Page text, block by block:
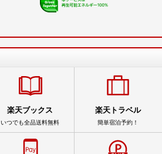
楽天ブックス
いつでも全品送料無料
楽天トラベル
簡単宿泊予約！